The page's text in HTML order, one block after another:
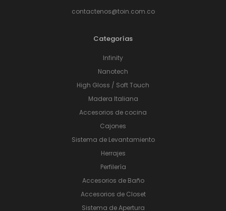
contactenos@toin.com.co
Categorías
Infinity
Nanotech
High Gloss / Soft Touch
Madera Italiana
Accesorios de cocina
Cajones
Sistema de Levantamiento
Herrajes
Perfilería
Accesorios de Baño
Accesorios de Closet
Sistema de Apertura